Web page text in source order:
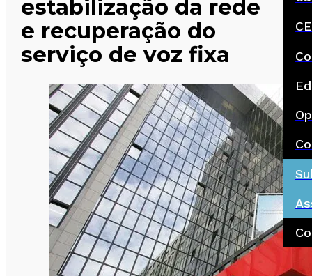
estabilização da rede
e recuperação do
serviço de voz fixa